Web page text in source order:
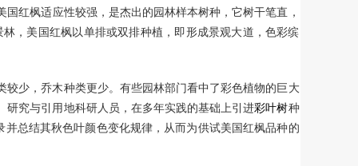
红枫适应性较强，是杰出的园林样本树种，它树干笔直，
，美国红枫以单排或双排种植，即形成景观大道，色彩缤
少，乔木种类更少。有些园林部门看中了彩色植物的巨大
究与引用地科研人员，在多年实践的基础上引进彩叶树种
总结其秋色叶颜色变化规律，从而为供试美国红枫品种的